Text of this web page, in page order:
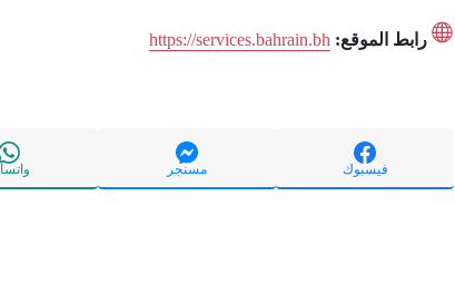
رابط الموقع: https://services.bahrain.bh
فيسبوك مسنجر